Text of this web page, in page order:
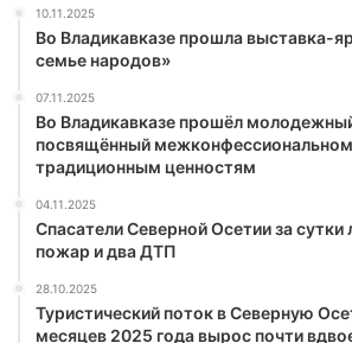
10.11.2025
Во Владикавказе прошла выставка-
семье народов»
07.11.2025
Во Владикавказе прошёл
посвящённый
традиционным ценностям
04.11.2025
Спасатели Северной Осетии за сутки
пожар и два ДТП
28.10.2025
Туристический поток в Северную
месяцев 2025 года вырос почти